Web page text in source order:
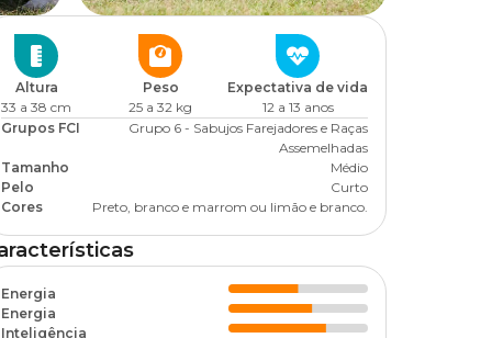
Altura
33 a 38 cm
Peso
25 a 32 kg
Expectativa de vida
12 a 13 anos
Grupos FCI
Grupo 6 - Sabujos Farejadores e Raças
Assemelhadas
Tamanho
Médio
Pelo
Curto
Cores
Preto, branco e marrom ou limão e branco.
Energia
Energia
Inteligência